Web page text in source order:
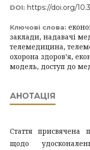
DOI: https://doi.org/
Ключові слова:
заклади, надавачі
телемедицина,
охорона здоров’я,
модель, доступ до
АНОТАЦІЯ
Стаття присвячена
щодо